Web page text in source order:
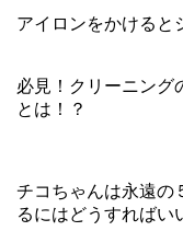
アイロンをかける
必見！クリーニング
とは！？
チコちゃんは永遠の
るにはどうすればい